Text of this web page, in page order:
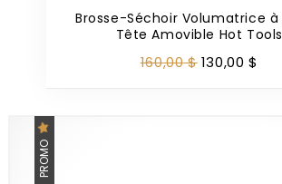
Brosse-Séchoir Volumatrice
Tête Amovible Hot Tools
160,00$ 130,00 $
PROMO